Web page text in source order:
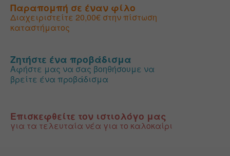
Παραπομπή σε έναν φίλο
Διαχειριστείτε 20,00€ στην πίστωση
καταστήματος
Ζητήστε ένα προβάδισμα
Αφήστε μας να σας βοηθήσουμε να
βρείτε ένα προβάδισμα
Επισκεφθείτε τον ιστιολόγο μας
για τα τελευταία νέα για το καλοκαίρι